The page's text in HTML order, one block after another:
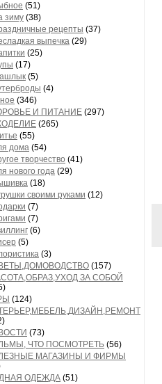
(51)
зиму (38)
рецепты (37)
выпечка (29)
(25)
(17)
(5)
(4)
(346)
И ПИТАНИЕ (297)
(265)
(55)
дома (54)
творчество (41)
нового года (29)
(18)
своими руками (12)
(7)
(7)
(6)
(5)
(3)
(157)
ЗА СОБОЙ
(124)
(73)
ЧТО ПОСМОТРЕТЬ (56)
МАГАЗИНЫ И ФИРМЫ
ОДЕЖДА (51)